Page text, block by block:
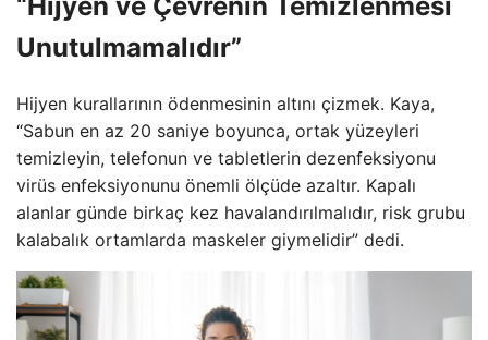
Unutulmamalıdır”
Hijyen kurallarının ödenmesinin altını çizmek. Kaya,
“Sabun en az 20 saniye boyunca, ortak yüzeyleri
temizleyin, telefonun ve tabletlerin dezenfeksiyonu
virüs enfeksiyonunu önemli ölçüde azaltır. Kapalı
alanlar günde birkaç kez havalandırılmalıdır, risk grubu
kalabalık ortamlarda maskeler giymelidir” dedi.